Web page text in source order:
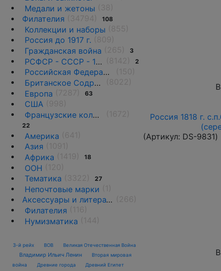
Медали и жетоны
Филателия
108
Коллекции и наборы
Россия до 1917 г.
Гражданская война
3
РСФСР - СССР - 1918 - 1991 2
Российская Федерация(1992 г.-н.д.)
Британское Содружество
Европа
63
США
Французские колонии и территории
22
Америка
Азия
Африка
18
ООН
Тематика
27
Непочтовые марки
Аксессуары и литература
Филателия
Нумизматика
3-й рейх ВОВ Великая Отечественная Война
Владимир Ильич Ленин
Вторая мировая
война
Древние города
Древний Египет
Россия 1818 г.
(Артикул: DS-9831)